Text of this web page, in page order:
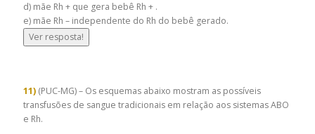
d) mãe Rh + que gera bebê Rh + .
e) mãe Rh – independente do Rh do bebê gerado.
Ver resposta!
11) (PUC-MG) – Os esquemas abaixo mostram as possíveis
transfusões de sangue tradicionais em relação aos sistemas ABO
e Rh.